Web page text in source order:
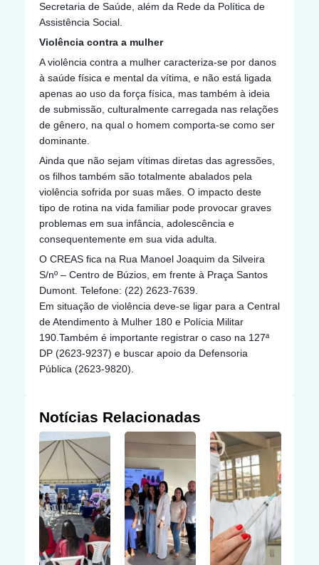
Secretaria de Saúde, além da Rede da Política de
Assistência Social.
Violência contra a mulher
A violência contra a mulher caracteriza-se por danos
à saúde física e mental da vítima, e não está ligada
apenas ao uso da força física, mas também à ideia
de submissão, culturalmente carregada nas relações
de gênero, na qual o homem comporta-se como ser
dominante.
Ainda que não sejam vítimas diretas das agressões,
os filhos também são totalmente abalados pela
violência sofrida por suas mães. O impacto deste
tipo de rotina na vida familiar pode provocar graves
problemas em sua infância, adolescência e
consequentemente em sua vida adulta.
O CREAS fica na Rua Manoel Joaquim da Silveira
S/nº – Centro de Búzios, em frente à Praça Santos
Dumont. Telefone: (22) 2623-7639.
Em situação de violência deve-se ligar para a Central
de Atendimento à Mulher 180 e Polícia Militar
190.Também é importante registrar o caso na 127ª
DP (2623-9237) e buscar apoio da Defensoria
Pública (2623-9820).
Notícias Relacionadas